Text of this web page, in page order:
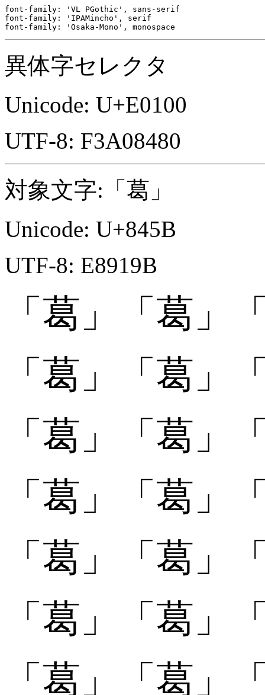
font-family: 'VL PGothic', sans-serif
font-family: 'IPAMincho', serif
font-family: 'Osaka-Mono', monospace
異体字セレクタ
Unicode: U+E0100
UTF-8: F3A08480
対象文字:「葛」
Unicode: U+845B
UTF-8: E8919B
「葛」 「葛」
「葛󠄀」 「葛󠄀」
「葛󠄁」 「葛󠄁」
「葛󠄂」 「葛󠄂」
「葛󠄃」 「葛󠄃」
「葛󠄄」 「葛󠄄」
「葛󠄅」 「葛󠄅」